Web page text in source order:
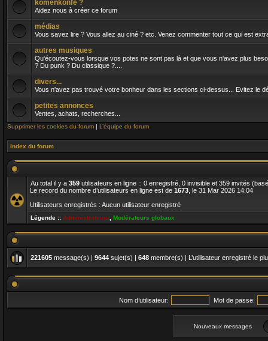
komenkonfé ?
Aidez nous à créer ce forum
médias
Vous savez lire ? Vous allez au ciné ? etc. Venez commenter tout ce qui est
autres musiques
Qu'écoutez-vous lorsque vos potes ne sont pas là et que vous n'avez plus
? Du punk ? Du classique ?....
divers...
Vous n'avez pas trouvé votre bonheur dans les sections ci-dessus... Evitez le
petites annonces
Ventes, achats, recherches...
Supprimer les cookies du forum | L’équipe du forum
Index du forum
Au total il y a 359 utilisateurs en ligne :: 0 enregistré, 0 invisible et 359 invités
Le record du nombre d’utilisateurs en ligne est de 1673 , le 31 Mar 2026 14:04
Utilisateurs enregistrés : Aucun utilisateur enregistré
Légende :: Administrateurs Modérateurs globaux
221605 message(s) | 9644 sujet(s) | 648 membre(s) | L’utilisateur enregistré le
Nom d’utilisateur: Mot de passe:
Nouveaux messages